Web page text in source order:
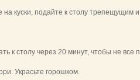
куски, подайте к столу трепещущим и
к столу через 20 минут, чтобы не все
Украсьте горошком.